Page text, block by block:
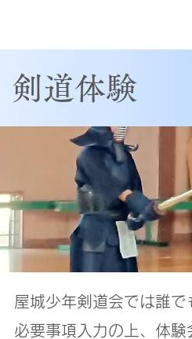
​剣道体験
屋城少年剣道会では誰で
必要事項入力の上、体験